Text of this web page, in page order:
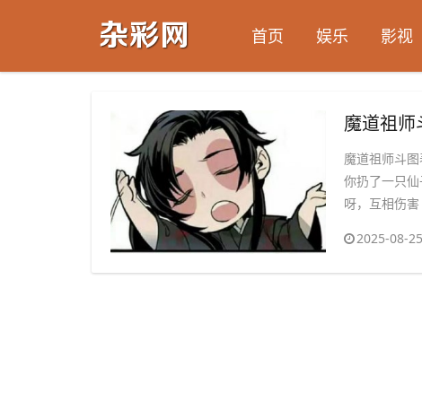
首页 娱乐 影视
魔道祖
魔道祖师斗
你扔了一只
呀，互相伤
2025-08-